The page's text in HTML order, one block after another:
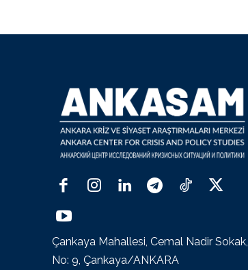
Çankaya Mahallesi, Cemal Nadir Sokak,
No: 9, Çankaya/ANKARA